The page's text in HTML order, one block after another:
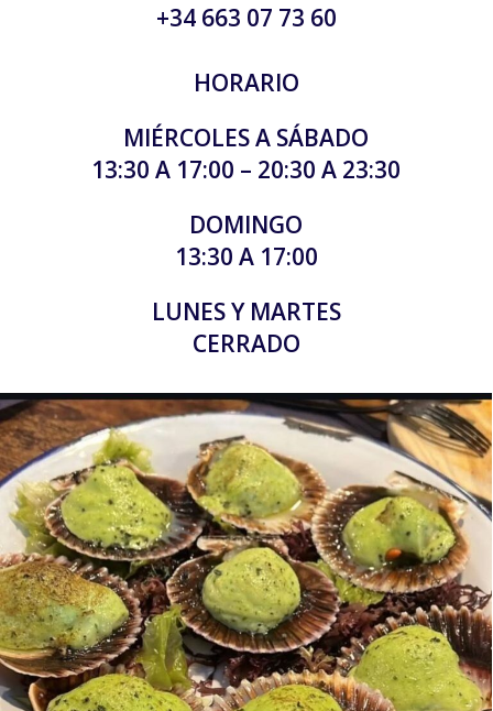
+34 663 07 73 60
HORARIO
MIÉRCOLES A SÁBADO
13:30 A 17:00 – 20:30 A 23:30
DOMINGO
13:30 A 17:00
LUNES Y MARTES
CERRADO